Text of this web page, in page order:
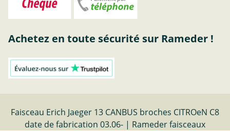
Achetez en toute sécurité sur Rameder !
Faisceau Erich Jaeger 13 CANBUS broches CITROeN C8
date de fabrication 03.06- | Rameder faisceaux